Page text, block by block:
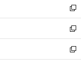
く
で
開
く
ド
ウ
で
開
く
ィ
ン
ド
ウ
で
開
新
し
い
ウ
ィ
新
し
い
新